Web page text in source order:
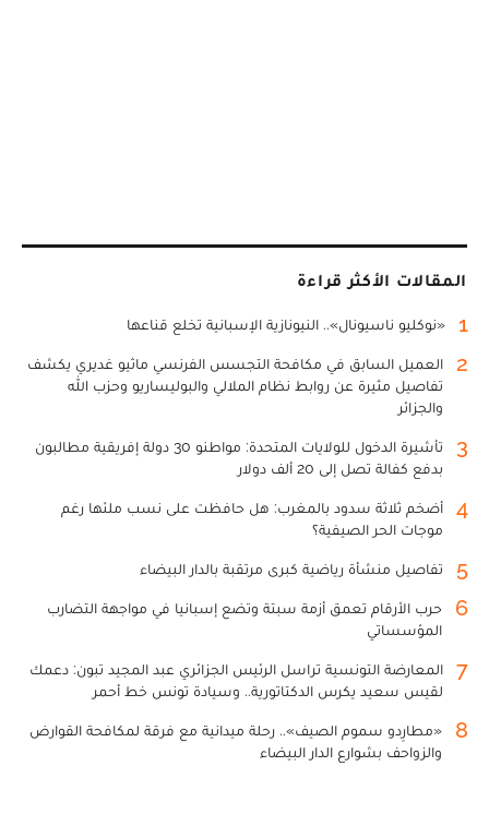
المقالات الأكثر قراءة
1 «نوكليو ناسيونال».. النيونازية الإسبانية تخلع قناعها
2
العميل السابق في مكافحة التجسس الفرنسي ماثيو غديري يكشف
تفاصيل مثيرة عن روابط نظام الملالي والبوليساريو وحزب الله
والجزائر
3
تأشيرة الدخول للولايات المتحدة: مواطنو 30 دولة إفريقية مطالبون
بدفع كفالة تصل إلى 20 ألف دولار
4
أضخم ثلاثة سدود بالمغرب: هل حافظت على نسب ملئها رغم
موجات الحر الصيفية؟
5 تفاصيل منشأة رياضية كبرى مرتقبة بالدار البيضاء
6
حرب الأرقام تعمق أزمة سبتة وتضع إسبانيا في مواجهة التضارب
المؤسساتي
7
المعارضة التونسية تراسل الرئيس الجزائري عبد المجيد تبون: دعمك
لقيس سعيد يكرس الدكتاتورية.. وسيادة تونس خط أحمر
8
«مطارِدو سموم الصيف».. رحلة ميدانية مع فرقة لمكافحة القوارض
والزواحف بشوارع الدار البيضاء